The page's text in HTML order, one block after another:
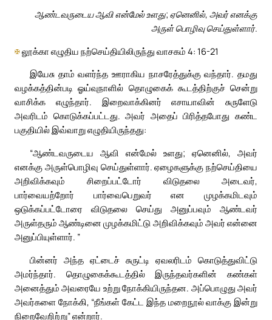
ஆண்டவருடைய ஆவி என்மேல் உளது; ஏனெனில், அவர் எனக்கு
அருள் பொழிவு செய்துள்ளார்.
✠லூக்கா எழுதிய நற்செய்தியிலிருந்து வாசகம் 4: 16-21
இயேசு தாம் வளர்ந்த ஊராகிய நாசரேத்துக்கு வந்தார். தமது
வழக்கத்தின்படி ஓய்வுநாளில் தொழுகைக் கூடத்திற்குச் சென்று
வாசிக்க எழுந்தார். இறைவாக்கினர் எசாயாவின் சுருளேடு
அவரிடம் கொடுக்கப்பட்டது. அவர் அதைப் பிரித்தபோது கண்ட
பகுதியில் இவ்வாறு எழுதியிருந்தது:
“ஆண்டவருடைய ஆவி என்மேல் உளது; ஏனெனில், அவர்
எனக்கு அருள்பொழிவு செய்துள்ளார். ஏழைகளுக்கு நற்செய்தியை
அறிவிக்கவும் சிறைப்பட்டோர் விடுதலை அடைவர்,
பார்வையற்றோர் பார்வைபெறுவர் என முழக்கமிடவும்
ஒடுக்கப்பட்டோரை விடுதலை செய்து அனுப்பவும் ஆண்டவர்
அருள்தரும் ஆண்டினை முழக்கமிட்டு அறிவிக்கவும் அவர் என்னை
அனுப்பியுள்ளார். ”
பின்னர் அந்த ஏட்டைச் சுருட்டி ஏவலரிடம் கொடுத்துவிட்டு
அமர்ந்தார். தொழுகைக்கூடத்தில் இருந்தவர்களின் கண்கள்
அனைத்தும் அவரையே உற்று நோக்கியிருந்தன. அப்பொழுது அவர்
அவர்களை நோக்கி, “நீங்கள் கேட்ட இந்த மறைநூல் வாக்கு இன்று
நிறைவேறிற்று” என்றார்.